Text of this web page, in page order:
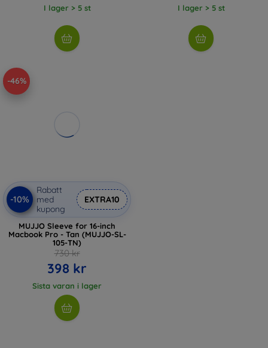
I lager > 5 st I lager > 5 st
-46%
-10%
Rabatt
med
kupong
EXTRA10
MUJJO Sleeve for 16-inch
Macbook Pro - Tan (MUJJO-SL-
105-TN)
730 kr
398 kr
Sista varan i lager